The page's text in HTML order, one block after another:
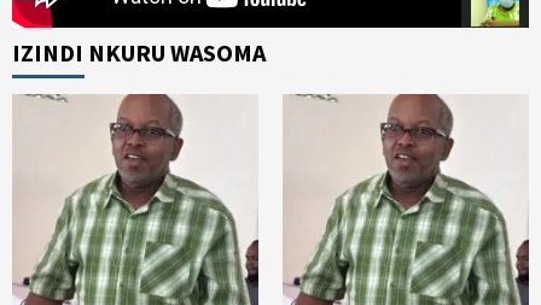
IZINDI NKURU WASOMA